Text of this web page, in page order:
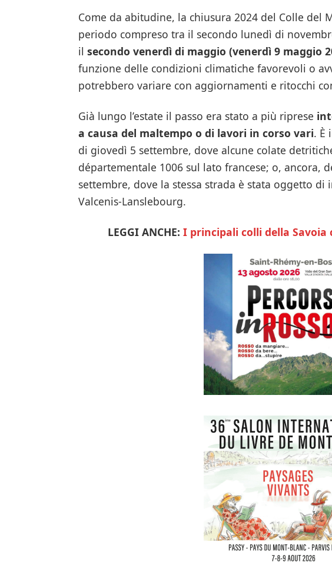
Come da abitudine, la chiusura 2024 del Colle del
periodo compreso tra il secondo lunedì di
il secondo venerdì di maggio (venerdì 9 maggio
funzione delle condizioni climatiche favorevoli o
potrebbero variare con aggiornamenti e ritocchi
Già lungo l’estate il passo era stato a più riprese
a causa del maltempo o di lavori in corso vari. È
di giovedì 5 settembre, dove alcune colate
départementale 1006 sul lato francese; o, ancora,
settembre, dove la stessa strada è stata oggetto
Valcenis-Lanslebourg.
LEGGI ANCHE: I principali colli della